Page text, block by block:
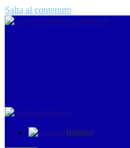
Salta al contenuto
Italiano
Italiano